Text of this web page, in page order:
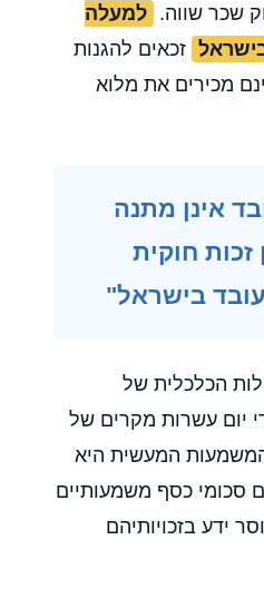
שכר שווה. למעלה
זכאים להגנות
מכירים את מלוא
אינן מתנה
חוקית
בישראל"
הכלכלית של
יום עשרות מקרים של
המשמעות המעשית היא
סכומי כסף משמעותיים
ידע בזכויותיהם